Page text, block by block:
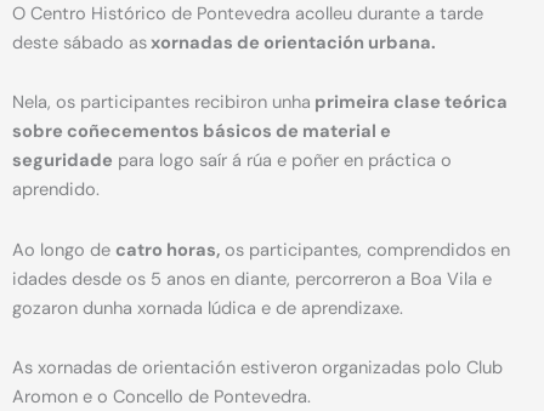
O Centro Histórico de Pontevedra acolleu durante a tarde
deste sábado asxornadas de orientación urbana.
Nela, os participantes recibiron unha primeira clase teórica
sobre coñecementos básicos de material e
seguridade para logo saír á rúa e poñer en práctica o
aprendido.
Ao longo de catro horas, os participantes, comprendidos en
idades desde os 5 anos en diante, percorreron a Boa Vila e
gozaron dunha xornada lúdica e de aprendizaxe.
As xornadas de orientación estiveron organizadas polo Club
Aromon e o Concello de Pontevedra.